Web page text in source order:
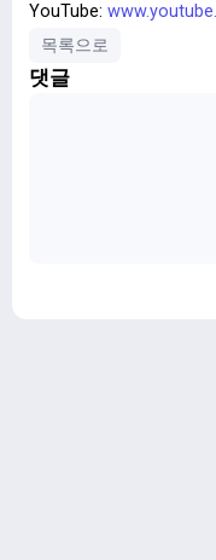
YouTube:
목록으로
댓글